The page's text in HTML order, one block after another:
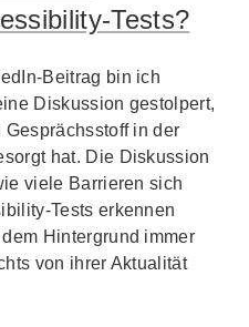
Tests?
Beitrag bin ich
Diskussion gestolpert,
in der
hat. Die Diskussion
viele Barrieren sich
Tests erkennen
Hintergrund immer
von ihrer Aktualität